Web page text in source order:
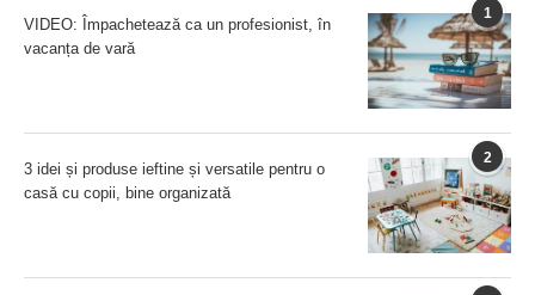
1
VIDEO: Împachetează ca un profesionist, în
vacanța de vară
2
3 idei și produse ieftine și versatile pentru o
casă cu copii, bine organizată